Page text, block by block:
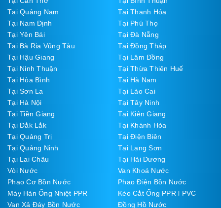
Tại Quảng Nam
Tại Thanh Hóa
Tại Nam Định
Tại Phú Thọ
Tại Yên Bái
Tại Đà Nẵng
Tại Bà Rịa Vũng Tàu
Tại Đồng Tháp
Tại Hậu Giang
Tại Lâm Đồng
Tại Ninh Thuận
Tại Thừa Thiên Huế
Tại Hòa Bình
Tại Hà Nam
Tại Sơn La
Tại Lào Cai
Tại Hà Nội
Tại Tây Ninh
Tại Tiền Giang
Tại Kiên Giang
Tại Đắk Lắk
Tại Khánh Hòa
Tại Quảng Trị
Tại Điện Biên
Tại Quảng Ninh
Tại Lạng Sơn
Tại Lai Châu
Tại Hải Dương
Vòi Nước
Van Khoá Nước
Phao Cơ Bồn Nước
Phao Điện Bồn Nước
Máy Hàn Ống Nhiệt PPR
Kéo Cắt Ống PPR l PVC
Van Xả Đáy Bồn Nước
Đồng Hồ Nước